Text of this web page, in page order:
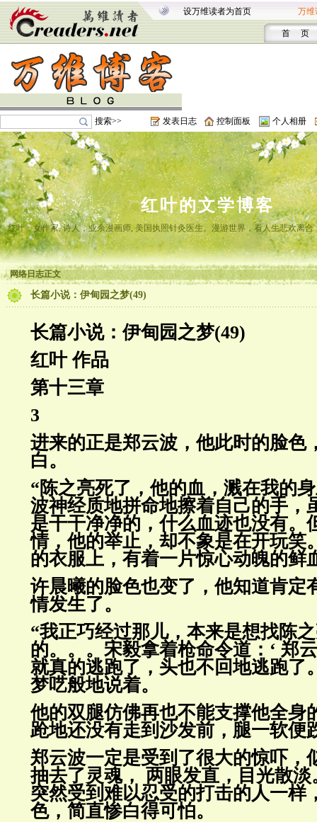
设万维读者为首页 万维
首 页
搜索>> 发表日志 控制面板 个人相册
红叶的文学博客
红叶，女作家, 诗人，业余漫画师, 美国执照针灸医生。漫游世界，看人生悲欢离
网络日志正文
长篇小说：伊甸园之梦(49)
长篇小说：伊甸园之梦(49)
红叶 作品
第十三章
3
进来的正是郑云波，他此时的脸色
白。
“陈之亮死了，他的血，溅在我的
波神经质地拼命地擦着自己的手，
是干干净净的，什么血迹也没有。
情，他的举止，却不象是在开玩笑
的衣服上，有着一片惊心动魄的鲜
许晨曦的脸色也变了，他知道肯定
情发生了。
“我正巧经过那儿，本来是想找陈
的。。。宋毅拿着枪命令道：‘ 郑
就真的逃跑了，头也不回地逃跑了
梦呓般地说着。
他的双腿仿佛再也不能支撑他全身
跄地还没有走到沙发前，腿一软便
郑云波一定是受到了很大的惊吓，
抽去了灵魂， 两眼发直，目光散淡
突然受到难以忍受的打击的人一样
色，简直惨白得可怕。